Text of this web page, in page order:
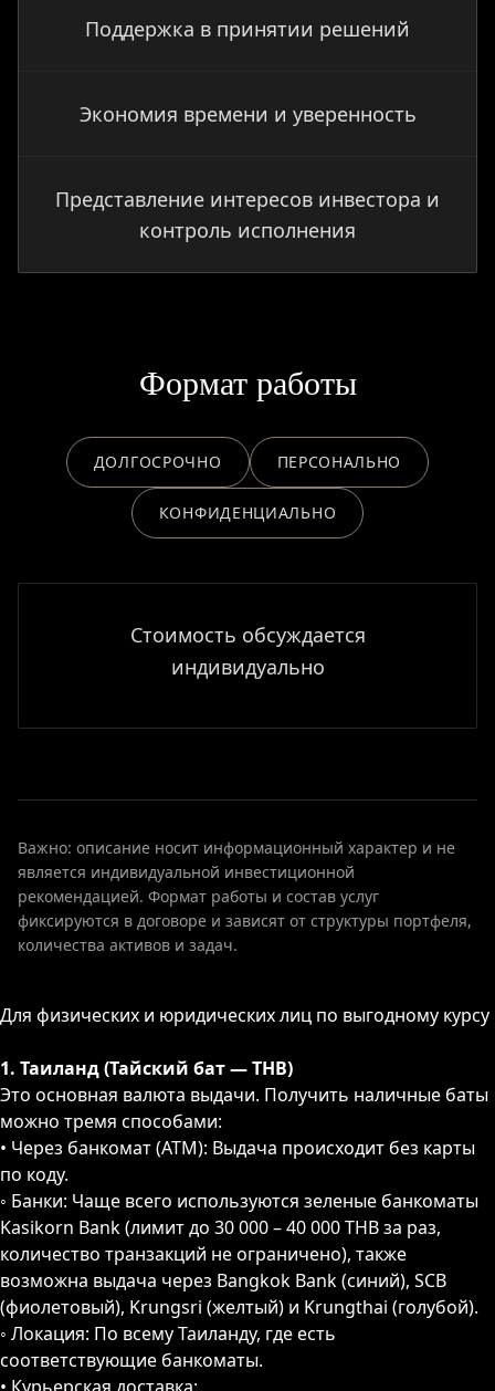
Поддержка в принятии решений
Экономия времени и уверенность
Представление интересов инвестора и
контроль исполнения
Формат работы
ДОЛГОСРОЧНО ПЕРСОНАЛЬНО
КОНФИДЕНЦИАЛЬНО
Стоимость обсуждается
индивидуально
Важно: описание носит информационный характер и не
является индивидуальной инвестиционной
рекомендацией. Формат работы и состав услуг
фиксируются в договоре и зависят от структуры портфеля,
количества активов и задач.
Для физических и юридических лиц по выгодному курсу
1. Таиланд (Тайский бат — THB)
Это основная валюта выдачи. Получить наличные баты
можно тремя способами:
• Через банкомат (ATM): Выдача происходит без карты
по коду.
◦ Банки: Чаще всего используются зеленые банкоматы
Kasikorn Bank (лимит до 30 000 – 40 000 THB за раз,
количество транзакций не ограничено), также
возможна выдача через Bangkok Bank (синий), SCB
(фиолетовый), Krungsri (желтый) и Krungthai (голубой).
◦ Локация: По всему Таиланду, где есть
соответствующие банкоматы.